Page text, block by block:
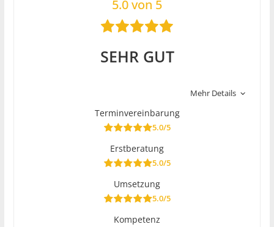
5.0 von 5
SEHR GUT
Mehr Details
Terminvereinbarung
5.0/5
Erstberatung
5.0/5
Umsetzung
5.0/5
Kompetenz